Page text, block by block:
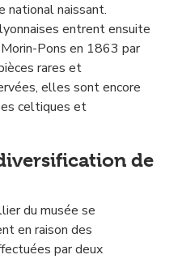
national naissant.
entrent ensuite
Pons en 1863 par
rares et
elles sont encore
celtiques et
de
du musée se
en raison des
par deux